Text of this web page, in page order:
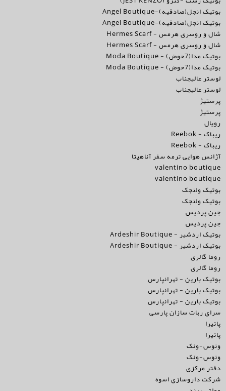
بوتیک انجل(صادقیه)-Angel Boutique
بوتیک انجل(صادقیه)-Angel Boutique
شال و روسری هرمس - Hermes Scarf
شال و روسری هرمس - Hermes Scarf
بوتیک مدا(7حوض) - Moda Boutique
بوتیک مدا(7حوض) - Moda Boutique
لوستر عالیجناب
لوستر عالیجناب
پرستیژ
پرستیژ
رویال
ریباک - Reebok
ریباک - Reebok
آژانس هوایی ترمه سفر آناهیتا
valentino boutique
valentino boutique
بوتیک ولنجک
بوتیک ولنجک
جین پردیس
جین پردیس
بوتیک اردشیر - Ardeshir Boutique
بوتیک اردشیر - Ardeshir Boutique
روما گالری
روما گالری
بوتیک بارین - تهرانپارس
بوتیک بارین - تهرانپارس
بوتیک بارین - تهرانپارس
سرای ربات سازان پارسی
پاتیرا
پاتیرا
ونوس-ونک
ونوس-ونک
دفتر مرکزی
شرکت داروسازی اسوه